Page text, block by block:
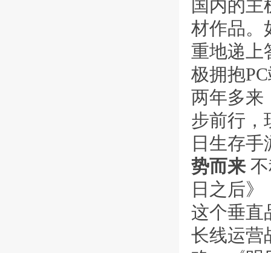
国内的
材作品。
重地递上
极拥抱
两年多来
步前行，
日生存
势而来不
日之后
这个垂直
长线运营